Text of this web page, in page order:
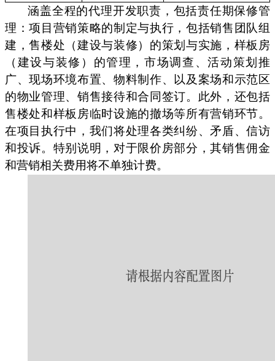
涵盖全程的代理开发职责，包括责任期保修管
理：项目营销策略的制定与执行，包括销售团队组
建，售楼处（建设与装修）的策划与实施，样板房
（建设与装修）的管理，市场调查、活动策划推
广、现场环境布置、物料制作、以及案场和示范区
的物业管理、销售接待和合同签订。此外，还包括
售楼处和样板房临时设施的撤场等所有营销环节。
在项目执行中，我们将处理各类纠纷、矛盾、信访
和投诉。特别说明，对于限价房部分，其销售佣金
和营销相关费用将不单独计费。